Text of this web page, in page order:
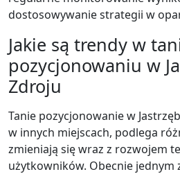
dostosowywanie strategii w
Jakie są trendy w
pozycjonowaniu w
Zdroju
Tanie pozycjonowanie w
w innych miejscach, podlega
zmieniają się wraz z rozwojem
użytkowników. Obecnie jednym